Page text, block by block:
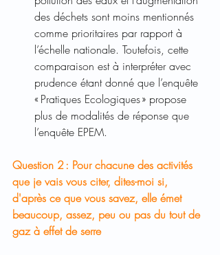
des déchets sont moins mentionnés
comme prioritaires par rapport à
l’échelle nationale. Toutefois, cette
comparaison est à interpréter avec
prudence étant donné que l’enquête
« Pratiques Ecologiques » propose
plus de modalités de réponse que
l’enquête EPEM.
Question 2 : Pour chacune des activités
que je vais vous citer, dites-moi si,
d'après ce que vous savez, elle émet
beaucoup, assez, peu ou pas du tout de
gaz à effet de serre